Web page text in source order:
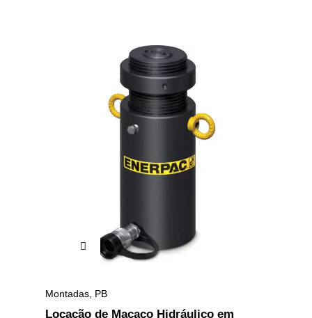
Montadas PB
Locação de Macaco Hidráulico em